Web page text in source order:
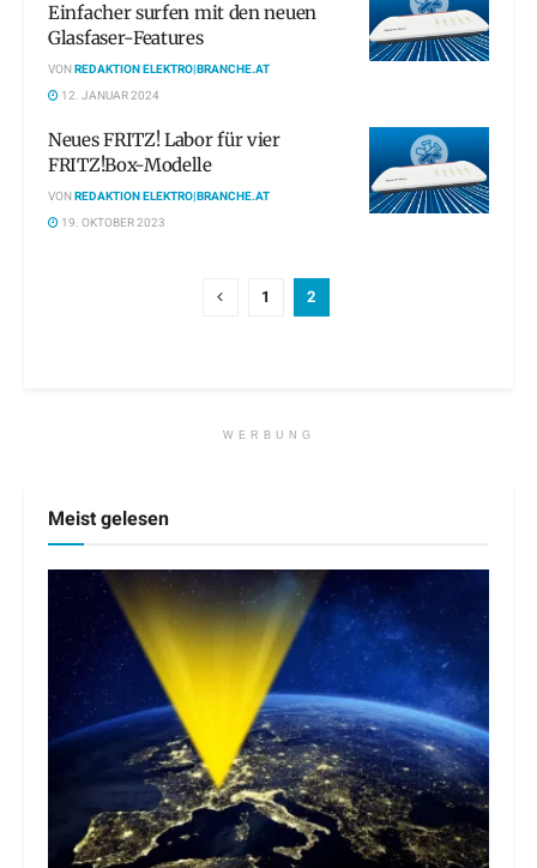
Einfacher surfen mit den neuen
Glasfaser-Features
VONREDAKTION ELEKTRO|BRANCHE.AT
12. JANUAR 2024
Neues FRITZ! Labor für vier
FRITZ!Box-Modelle
VONREDAKTION ELEKTRO|BRANCHE.AT
19. OKTOBER 2023
1 2
WERBUNG
Meist gelesen